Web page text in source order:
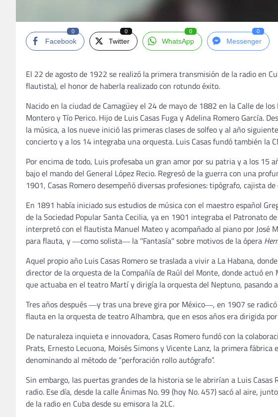
Facebook
0
Twitter
0
WhatsApp
0
Messenger
0
El 22 de agosto de 1922 se realizó la primera transmisión de la radio en
flautista), el honor de haberla realizado con rotundo éxito.
Nacido en la ciudad de Camagüey el 24 de mayo de 1882 en la Calle de
Montero y Tío Perico. Hijo de Luis Casas Fuga y Adelina Romero García.
la música, a los nueve inició las primeras clases de solfeo y al año
concierto y a los 14 integraba una orquesta. Luis Casas fundó también la
Por encima de todo, Luis profesaba un gran amor por su patria y a los 15
bajo el mando del General López Recio. Regresó de la guerra con una
1901, Casas Romero desempeñó diversas profesiones: tipógrafo, cajista
En 1891 había iniciado sus estudios de música con el maestro español
de la Sociedad Popular Santa Cecilia, ya en 1901 integraba el Patronato
interpretó con el flautista Manuel Mateo y acompañado al piano por José
para flauta, y ―como solista― la ʺFantasíaʺ sobre motivos de la ópera
Aquel propio año Luis Casas Romero se traslada a vivir a La Habana,
director de la orquesta de la Compañía de Raúl del Monte, donde actuó
que actuaba en el teatro Martí y dirigía la orquesta del Neptuno,
Tres años después ―y tras una breve gira por México―, en 1907 se
flauta en la orquesta de teatro Alhambra, que en esos años era dirigida
De naturaleza inquieta e innovadora, Casas Romero fundó con la
Prats, Ernesto Lecuona, Moisés Simons y Vicente Lanz, la primera
denominando al método de “perforación rollo autógrafo”.
Sin embargo, las puertas grandes de la historia se le abrirían a Luis
radio. Ese día, desde la calle Ánimas No. 99 (hoy No. 457) sacó al aire,
de la radio en Cuba desde su emisora la 2LC.